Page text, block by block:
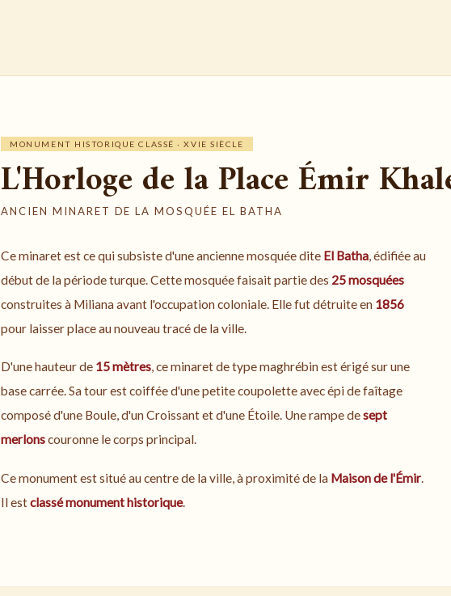
MONUMENT HISTORIQUE CLASSÉ · XVIE SIÈCLE
L'Horloge de la Place Émir
ANCIEN MINARET DE LA MOSQUÉE EL BATHA
Ce minaret est ce qui subsiste d'une ancienne mosquée dite El Batha, édifiée au
début de la période turque. Cette mosquée faisait partie des 25 mosquées
construites à Miliana avant l'occupation coloniale. Elle fut détruite en 1856
pour laisser place au nouveau tracé de la ville.
D'une hauteur de 15 mètres, ce minaret de type maghrébin est érigé sur une
base carrée. Sa tour est coiffée d'une petite coupolette avec épi de faîtage
composé d'une Boule, d'un Croissant et d'une Étoile. Une rampe desept
merlonscouronne le corps principal.
Ce monument est situé au centre de la ville, à proximité de la Maison de l'Émir.
Il estclassé monument historique.